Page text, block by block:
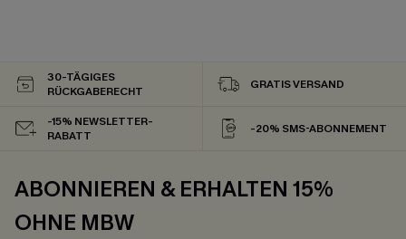
30-TÄGIGES
RÜCKGABERECHT
GRATIS VERSAND
-15% NEWSLETTER-
RABATT
-20% SMS-ABONNEMENT
ABONNIEREN & ERHALTEN 15%
OHNE MBW